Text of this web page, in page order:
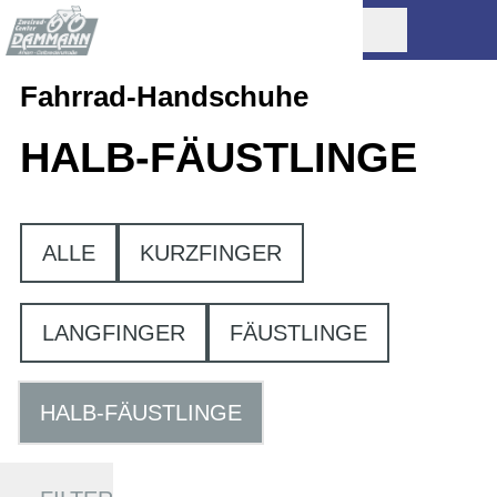
Fahrrad-Handschuhe
HALB-FÄUSTLINGE
ALLE KURZFINGER
LANGFINGER FÄUSTLINGE
HALB-FÄUSTLINGE